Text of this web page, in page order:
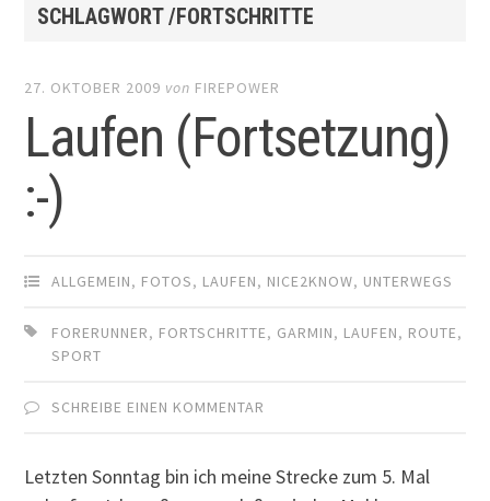
SCHLAGWORT /FORTSCHRITTE
27. OKTOBER 2009 von FIREPOWER
Laufen (Fortsetzung)
:-)
ALLGEMEIN, FOTOS, LAUFEN, NICE2KNOW, UNTERWEGS
FORERUNNER, FORTSCHRITTE, GARMIN, LAUFEN, ROUTE,
SPORT
SCHREIBE EINEN KOMMENTAR
Letzten Sonntag bin ich meine Strecke zum 5. Mal